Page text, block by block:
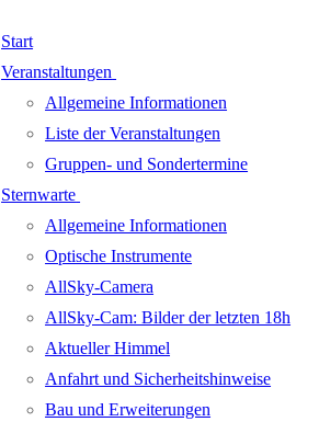
Start
Veranstaltungen
Allgemeine Informationen
Liste der Veranstaltungen
Gruppen- und Sondertermine
Sternwarte
Allgemeine Informationen
Optische Instrumente
AllSky-Camera
AllSky-Cam: Bilder der letzten 18h
Aktueller Himmel
Anfahrt und Sicherheitshinweise
Bau und Erweiterungen